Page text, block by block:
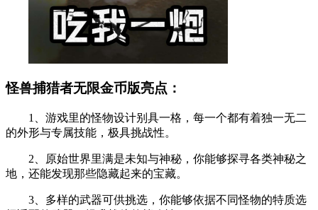
怪兽捕猎者无限金币版亮点：
1、游戏里的怪物设计别具一格，每一个都有着独一无二
的外形与专属技能，极具挑战性。
2、原始世界里满是未知与神秘，你能够探寻各类神秘之
地，还能发现那些隐藏起来的宝藏。
3、多样的武器可供挑选，你能够依据不同怪物的特质选